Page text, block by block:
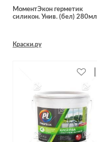
МоментЭкон герметик
силикон. Унив. (бел) 280мл
Краски.ру